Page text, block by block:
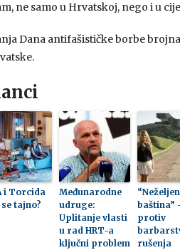
ne samo u Hrvatskoj, nego i u
Dana antifašističke borbe
i Torcida
tajno?
Međunarodne
udruge:
Uplitanje vlasti
u rad HRT-a
ključni problem
baština”
protiv
rušenja